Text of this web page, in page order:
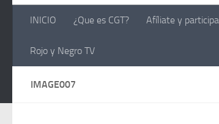
INICIO ¿Que es CGT? Afíliate y participa
Rojo y Negro TV
IMAGE007